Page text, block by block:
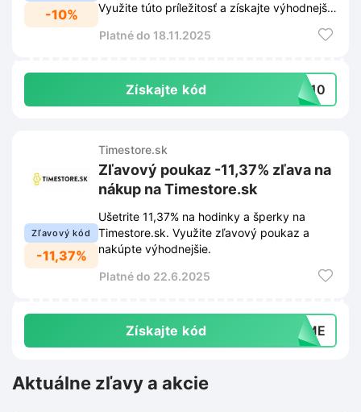
-10%
Využite túto príležitosť a získajte výhodnejšie
Platné do 18.11.2025
Získajte kód RA10
Zľavový kód
-11,37%
Timestore.sk
Zľavový poukaz -11,37% zľava na
nákup na Timestore.sk
Ušetrite 11,37% na hodinky a šperky na
Timestore.sk. Využite zľavový poukaz a
nakúpte výhodnejšie.
Platné do 22.6.2025
Získajte kód TIME
Aktuálne zľavy a akcie